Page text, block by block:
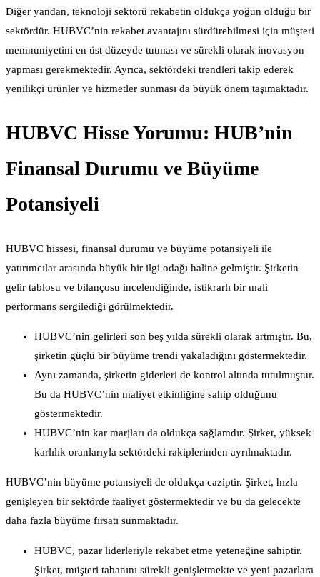
Diğer yandan, teknoloji sektörü rekabetin oldukça yoğun olduğu bir
sektördür. HUBVC’nin rekabet avantajını sürdürebilmesi için müşteri
memnuniyetini en üst düzeyde tutması ve sürekli olarak inovasyon
yapması gerekmektedir. Ayrıca, sektördeki trendleri takip ederek
yenilikçi ürünler ve hizmetler sunması da büyük önem taşımaktadır.
HUBVC Hisse Yorumu: HUB’nin
Finansal Durumu ve Büyüme
Potansiyeli
HUBVC hissesi, finansal durumu ve büyüme potansiyeli ile
yatırımcılar arasında büyük bir ilgi odağı haline gelmiştir. Şirketin
gelir tablosu ve bilançosu incelendiğinde, istikrarlı bir mali
performans sergilediği görülmektedir.
HUBVC’nin gelirleri son beş yılda sürekli olarak artmıştır. Bu,
şirketin güçlü bir büyüme trendi yakaladığını göstermektedir.
Aynı zamanda, şirketin giderleri de kontrol altında tutulmuştur.
Bu da HUBVC’nin maliyet etkinliğine sahip olduğunu
göstermektedir.
HUBVC’nin kar marjları da oldukça sağlamdır. Şirket, yüksek
karlılık oranlarıyla sektördeki rakiplerinden ayrılmaktadır.
HUBVC’nin büyüme potansiyeli de oldukça caziptir. Şirket, hızla
genişleyen bir sektörde faaliyet göstermektedir ve bu da gelecekte
daha fazla büyüme fırsatı sunmaktadır.
HUBVC, pazar liderleriyle rekabet etme yeteneğine sahiptir.
Şirket, müşteri tabanını sürekli genişletmekte ve yeni pazarlara